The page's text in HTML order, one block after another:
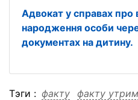
Адвокат у справах про
народження особи
документах на дитину.
Тэги : факту факту